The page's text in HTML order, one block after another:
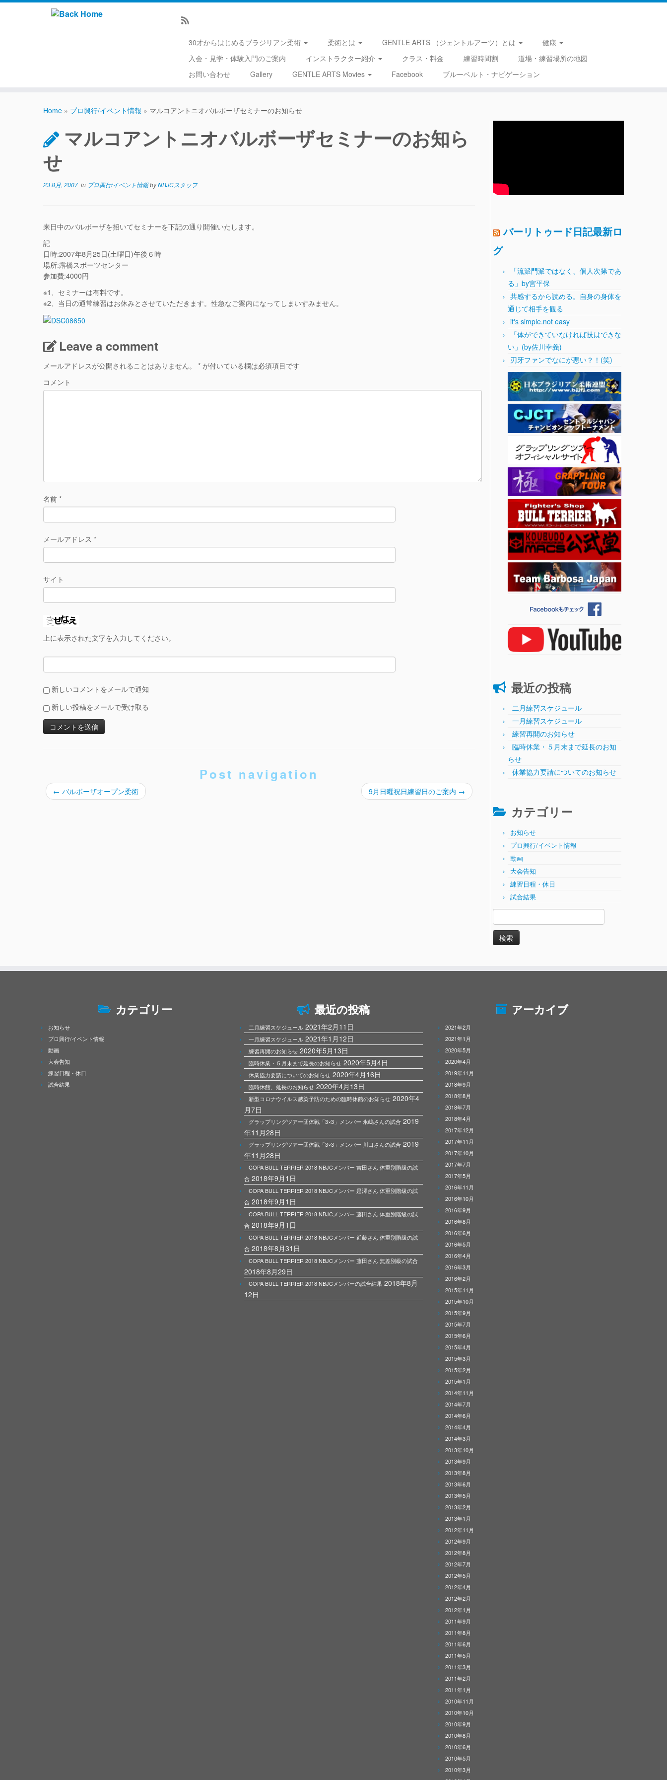
30才からはじめるブラジリアン柔術 柔術とは GENTLE ARTS （ジェントルアーツ）とは
健康
入会・見学・体験入門のご案内
インストラクター紹介 クラス・料金 練習時間割
道場・練習場所の地図
お問い合わせ
Gallery GENTLE ARTS Movies Facebook ブルーベルト・ナビゲーション
Home » プロ興行/イベント情報 » マルコアントニオバルボーザセミナーのお知らせ
マルコアントニオバルボーザセミナーのお知ら
せ
23 8月, 2007in プロ興行/イベント情報byNBJCスタッフ
来日中のバルボーザを招いてセミナーを下記の通り開催いたします。
記
日時:2007年8月25日(土曜日)午後６時
場所:露橋スポーツセンター
参加費:4000円
※1、セミナーは有料です。
※2、当日の通常練習はお休みとさせていただきます。性急なご案内になってしまいすみません。
Leave a comment
メールアドレスが公開されることはありません。 * が付いている欄は必須項目です
コメント
名前 *
メールアドレス *
サイト
上に表示された文字を入力してください。
新しいコメントをメールで通知
新しい投稿をメールで受け取る
Post navigation
← バルボーザオープン柔術 9月日曜祝日練習日のご案内 →
バーリトゥード日記最新ロ
グ
「流派門派ではなく、個人次第であ
る」by宮平保
共感するから読める。自身の身体を
通じて相手を観る
it's simple.not easy
「体ができていなければ技はできな
い」(by佐川幸義)
刃牙ファンでなにが悪い？！(笑)
最近の投稿
二月練習スケジュール
一月練習スケジュール
練習再開のお知らせ
臨時休業・５月末まで延長のお知
らせ
休業協力要請についてのお知らせ
カテゴリー
お知らせ
プロ興行/イベント情報
動画
大会告知
練習日程・休日
試合結果
索:
カテゴリー
お知らせ
プロ興行/イベント情報
動画
大会告知
練習日程・休日
試合結果
最近の投稿
二月練習スケジュール 2021年2月11日
一月練習スケジュール 2021年1月12日
練習再開のお知らせ 2020年5月13日
臨時休業・５月末まで延長のお知らせ 2020年5月4日
休業協力要請についてのお知らせ 2020年4月16日
臨時休館、延長のお知らせ 2020年4月13日
新型コロナウイルス感染予防のための臨時休館のお知らせ 2020年4
月7日
グラップリングツアー団体戦「3×3」メンバー 永嶋さんの試合 2019
年11月28日
グラップリングツアー団体戦「3×3」メンバー 川口さんの試合 2019
年11月28日
COPA BULL TERRIER 2018 NBJCメンバー 吉田さん 体重別階級の試
合 2018年9月1日
COPA BULL TERRIER 2018 NBJCメンバー 是澤さん 体重別階級の試
合 2018年9月1日
COPA BULL TERRIER 2018 NBJCメンバー 藤田さん 体重別階級の試
合 2018年9月1日
COPA BULL TERRIER 2018 NBJCメンバー 近藤さん 体重別階級の試
合 2018年8月31日
COPA BULL TERRIER 2018 NBJCメンバー 藤田さん 無差別級の試合
2018年8月29日
COPA BULL TERRIER 2018 NBJCメンバーの試合結果 2018年8月
12日
アーカイブ
2021年2月
2021年1月
2020年5月
2020年4月
2019年11月
2018年9月
2018年8月
2018年7月
2018年4月
2017年12月
2017年11月
2017年10月
2017年7月
2017年5月
2016年11月
2016年10月
2016年9月
2016年8月
2016年6月
2016年5月
2016年4月
2016年3月
2016年2月
2015年11月
2015年10月
2015年9月
2015年7月
2015年6月
2015年4月
2015年3月
2015年2月
2015年1月
2014年11月
2014年7月
2014年6月
2014年4月
2014年3月
2013年10月
2013年9月
2013年8月
2013年6月
2013年5月
2013年2月
2013年1月
2012年11月
2012年9月
2012年8月
2012年7月
2012年5月
2012年4月
2012年2月
2012年1月
2011年9月
2011年8月
2011年6月
2011年5月
2011年3月
2011年2月
2011年1月
2010年11月
2010年10月
2010年9月
2010年8月
2010年6月
2010年5月
2010年3月